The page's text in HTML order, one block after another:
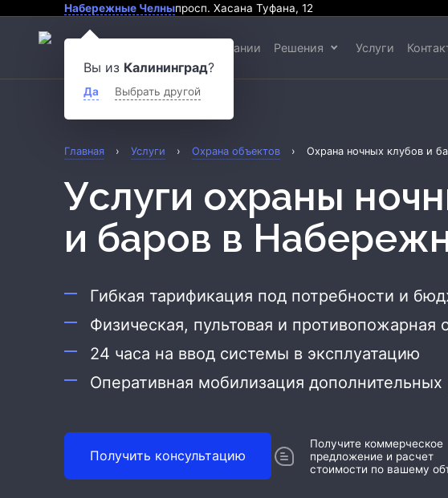
Набережные Челны
Вы из Калининград?
Да Выбрать другой
просп. Хасана Туфана, 12
О компании Решения Услуги
Охрана квартиры
Охрана дома
Главная › Услуги › Охрана объектов › Охрана ночных клубов и
Услуги охраны ночных клубов
и баров в
Гибкая тарификация под потребности и
Физическая, пультовая и противопожарная
24 часа на ввод системы в эксплуатацию
Оперативная мобилизация дополнительных
Получить консультацию
Получите коммерческое
предложение и расчет
стоимости по вашему